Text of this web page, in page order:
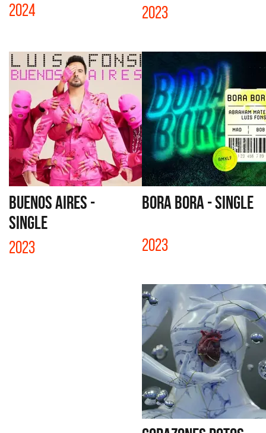
2024 2023
BUENOS AIRES -
SINGLE
2023
BORA BORA - SINGLE
2023